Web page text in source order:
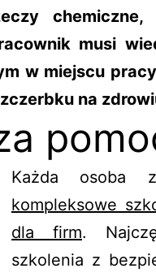
musi
w miejscu
na
Każda osoba
kompleksowe
dla firm.
szkolenia z